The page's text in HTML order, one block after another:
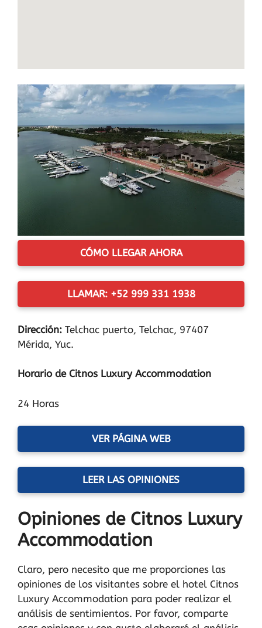
CÓMO LLEGAR AHORA
LLAMAR: +52 999 331 1938
Dirección: Telchac puerto, Telchac, 97407
Mérida, Yuc.
Horario de Citnos Luxury Accommodation
24 Horas
VER PÁGINA WEB
LEER LAS OPINIONES
Opiniones de Citnos Luxury
Accommodation
Claro, pero necesito que me proporciones las
opiniones de los visitantes sobre el hotel Citnos
Luxury Accommodation para poder realizar el
análisis de sentimientos. Por favor, comparte